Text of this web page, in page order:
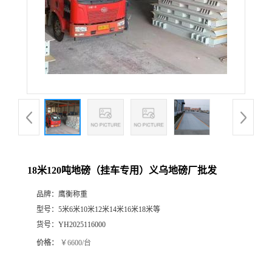
18米120吨地磅（挂车专用）义乌地磅厂批发
品牌： 鹰衡称重
型号： 5米6米10米12米14米16米18米等
货号： YH2025116000
价格： ￥6600/台